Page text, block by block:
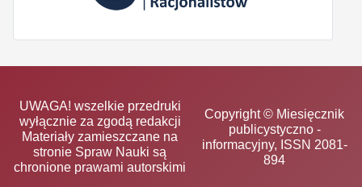
UWAGA! wszelkie przedruki
wyłącznie za zgodą redakcji
Materiały zamieszczane na
stronie Spraw Nauki są
chronione prawami autorskimi
Copyright © Miesięcznik
publicystyczno -
informacyjny, ISSN 2081-
894